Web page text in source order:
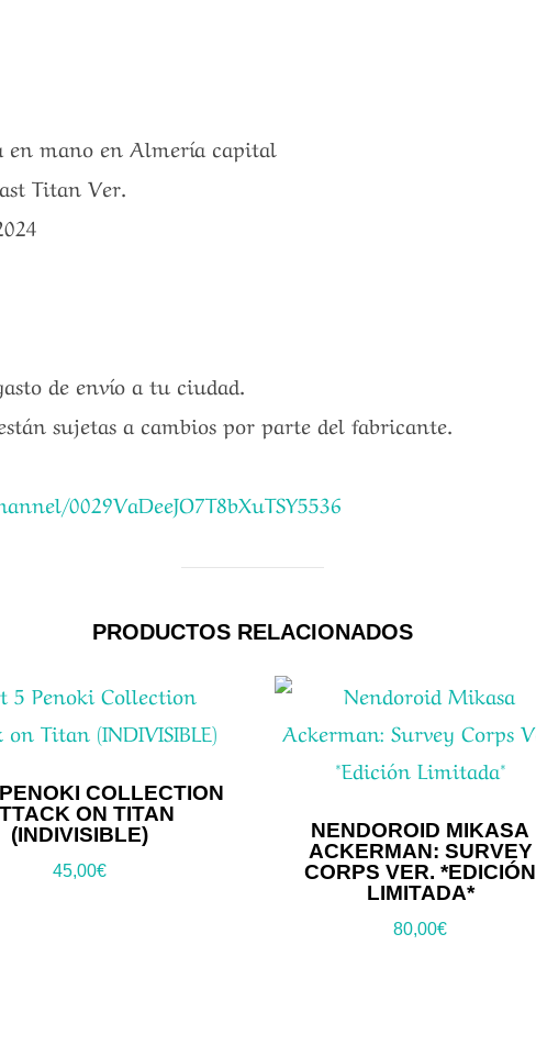
en mano en Almería capital
Titan Ver.
de envío a tu ciudad.
sujetas a cambios por parte del fabricante.
0029VaDeeJO7T8bXuTSY5536
PRODUCTOS RELACIONADOS
COLLECTION
ON TITAN
(INDIVISIBLE)
45,00€
NENDOROID MIKASA
ACKERMAN: SURVEY
CORPS VER. *EDICIÓN
LIMITADA*
80,00€